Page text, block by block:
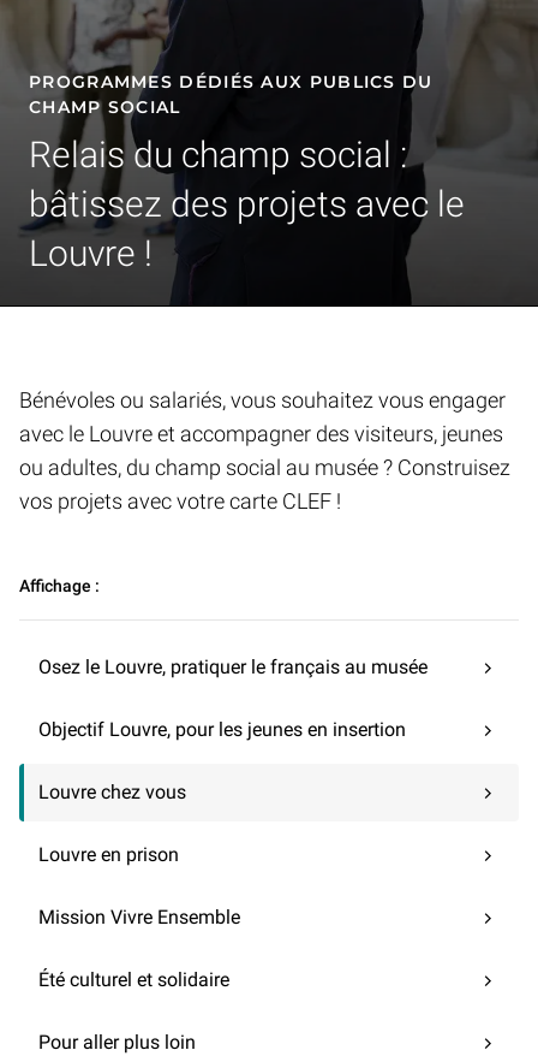
PROGRAMMES DÉDIÉS AUX PUBLICS DU
CHAMP SOCIAL
Relais du champ social :
bâtissez des projets avec le
Louvre !
Se former et transmettre | Programmes dédiés aux publics du
Bénévoles ou salariés, vous souhaitez vous engager
avec le Louvre et accompagner des visiteurs, jeunes
ou adultes, du champ social au musée ? Construisez
vos projets avec votre carte CLEF !
Affichage :
Osez le Louvre, pratiquer le français au musée
Objectif Louvre, pour les jeunes en insertion
Louvre chez vous
Louvre en prison
Mission Vivre Ensemble
Été culturel et solidaire
Pour aller plus loin